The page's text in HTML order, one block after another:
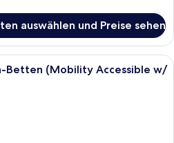
auswählen und Preise sehen
1 Schlafzimmer, Bettwäsche aus
Betten (Mobility Accessible w/